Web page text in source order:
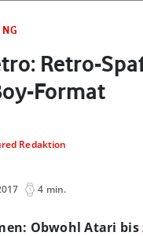
Retro-
Format
Redaktion
4 min.
Obwohl Atari bis